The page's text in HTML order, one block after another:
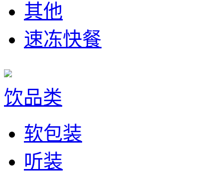
其他
速冻快餐
饮品类
软包装
听装